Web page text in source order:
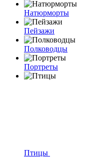
Натюрморты
Пейзажи
Полководцы
Портреты
Птицы